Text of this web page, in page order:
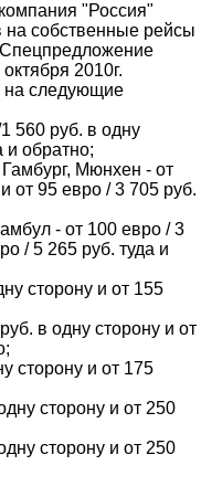
"Россия"
на собственные рейсы
2010г.
на следующие
560 руб. в одну
и обратно;
Мюнхен - от
от 95 евро / 3 705 руб.
- от 100 евро / 3
/ 5 265 руб. туда и
сторону и от 155
в одну сторону и от
сторону и от 175
сторону и от 250
сторону и от 250